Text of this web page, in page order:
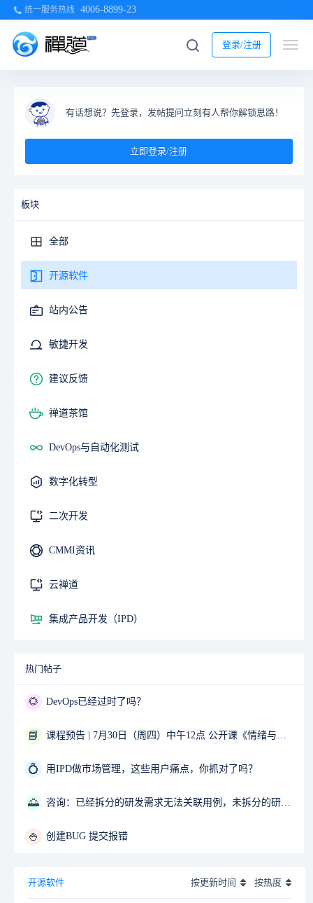
统一服务热线 4006-8899-23
登录/注册
有话想说？先登录，发帖提问立刻有人帮你解锁思路！
立即登录/注册
板块
全部
开源软件
站内公告
敏捷开发
建议反馈
禅道茶馆
DevOps与自动化测试
数字化转型
二次开发
CMMI资讯
云禅道
集成产品开发（IPD）
热门帖子
🌻 DevOps已经过时了吗？
📘 课程预告 | 7月30日（周四）中午12点 公开课《情绪与压力管理》02-Sunny 主讲
💍 用IPD做市场管理，这些用户痛点，你抓对了吗？
🌅 咨询：已经拆分的研发需求无法关联用例，未拆分的研发需求可以关联用例
🍚 创建BUG 提交报错
开源软件 按更新时间 按热度